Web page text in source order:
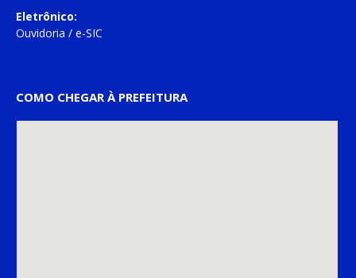
Eletrônico:
Ouvidoria / e-SIC
COMO CHEGAR À PREFEITURA